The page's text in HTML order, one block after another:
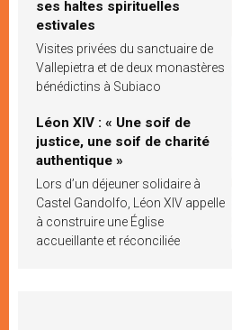
ses haltes spirituelles
estivales
Visites privées du sanctuaire de
Vallepietra et de deux monastères
bénédictins à Subiaco
Léon XIV : « Une soif de
justice, une soif de charité
authentique »
Lors d’un déjeuner solidaire à
Castel Gandolfo, Léon XIV appelle
à construire une Église
accueillante et réconciliée